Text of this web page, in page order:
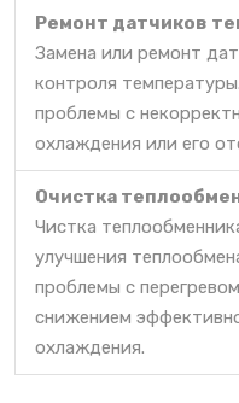
Ремонт датчиков
Замена или ремонт
контроля
проблемы с
охлаждения или его
Очистка
Чистка
улучшения
проблемы с
снижением
охлаждения.